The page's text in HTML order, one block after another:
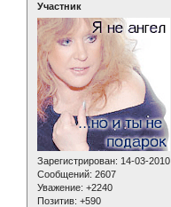
Участник
Зарегистрирован: 14-03-2010
Сообщений: 2607
Уважение: +2240
Позитив: +590